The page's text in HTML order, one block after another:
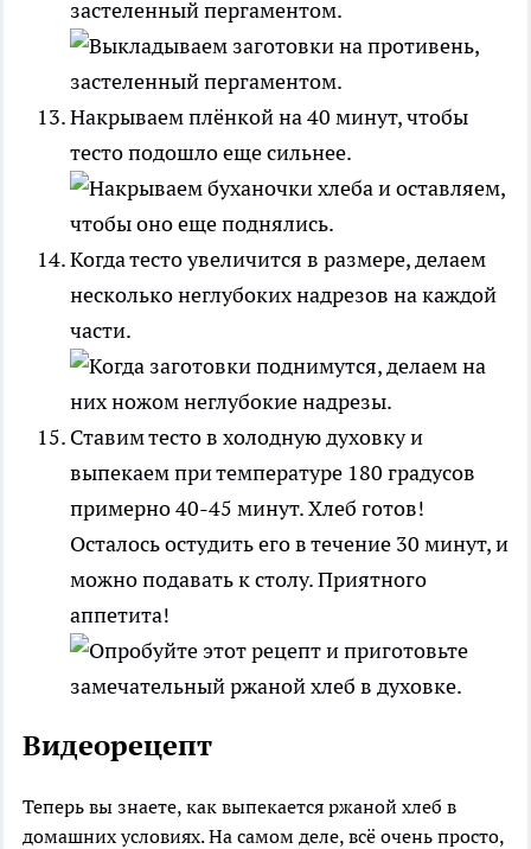
застеленный пергаментом.
Накрываем плёнкой на 40 минут, чтобы
тесто подошло еще сильнее.
Когда тесто увеличится в размере, делаем
несколько неглубоких надрезов на каждой
части.
Ставим тесто в холодную духовку и
выпекаем при температуре 180 градусов
примерно 40-45 минут. Хлеб готов!
Осталось остудить его в течение 30 минут, и
можно подавать к столу. Приятного
аппетита!
Видеорецепт
Теперь вы знаете, как выпекается ржаной хлеб в
домашних условиях. На самом деле, всё очень просто,